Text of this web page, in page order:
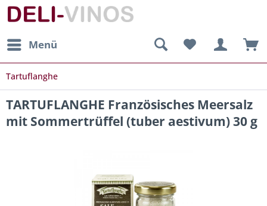
Menü
Tartuflanghe
TARTUFLANGHE Französisches Meersalz
mit Sommertrüffel (tuber aestivum) 30 g